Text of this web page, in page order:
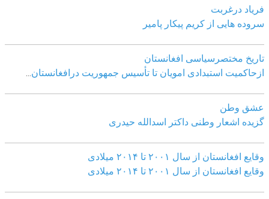
فریاد درغربت
سروده هایی از کریم پیکار پامیر
تاریخ مختصرسیاسی افغانستان
ازحاکمیت استبدادی امویان تا تأسیس جمهوریت درافغانستان
عشق وطن
گزیده اشعار وطنی داکتر اسدالله حیدری
وقایع افغانستان از سال ۲۰۰۱ تا ۲۰۱۴ میلادی
وقایع افغانستان از سال ۲۰۰۱ تا ۲۰۱۴ میلادی